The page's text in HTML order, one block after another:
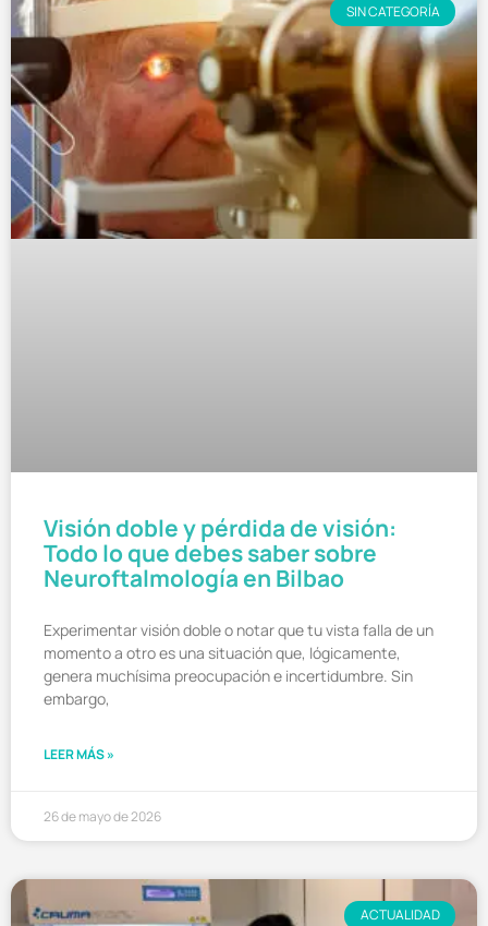
SIN CATEGORÍA
Visión doble y pérdida de visión:
Todo lo que debes saber sobre
Neuroftalmología en Bilbao
Experimentar visión doble o notar que tu vista falla de un
momento a otro es una situación que, lógicamente,
genera muchísima preocupación e incertidumbre. Sin
embargo,
LEER MÁS »
26 de mayo de 2026
ACTUALIDAD